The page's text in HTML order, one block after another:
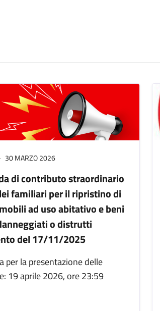
30 MARZO 2026
di contributo straordinario
familiari per il ripristino di
ad uso abitativo e beni
o distrutti
del 17/11/2025
per la presentazione delle
19 aprile 2026, ore 23:59